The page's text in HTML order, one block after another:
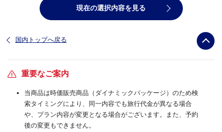
現在の選択内容を見る
国内トップへ戻る
重要なご案内
当商品は時価販売商品（ダイナミックパッケージ）のため検
索タイミングにより、同一内容でも旅行代金が異なる場合
や、プラン内容が変更となる場合がございます。また、予約
後の変更もできません。